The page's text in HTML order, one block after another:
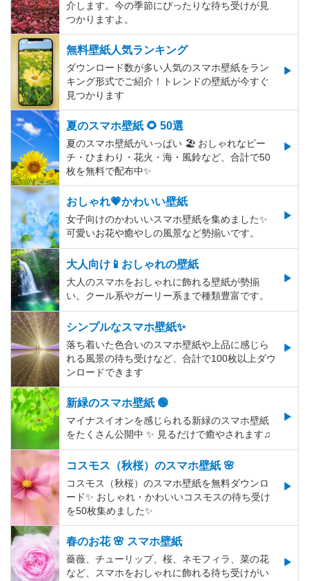
介します。今の季節にぴったりな待ち受けが見
つかりますよ。
無料壁紙人気ランキング
ダウンロード数が多い人気のスマホ壁紙をラン
キング形式でご紹介！トレンドの壁紙が今すぐ
見つかります
夏のスマホ壁紙 🌻 50選
夏のスマホ壁紙がいっぱい 🏖 おしゃれなビー
チ・ひまわり・花火・海・風鈴など、合計で50
枚を無料で配布中✨
おしゃれ💗かわいい壁紙
女子向けのかわいいスマホ壁紙を集めました✨
可愛いお花や癒やしの風景など勢揃いです。
大人向け📱おしゃれの壁紙
大人のスマホをおしゃれに飾れる壁紙が勢揃
い。クール系やガーリー系まで種類豊富です。
シンプルなスマホ壁紙✨
落ち着いた色合いのスマホ壁紙や上品に感じら
れる風景の待ち受けなど、合計で100枚以上ダウ
ンロードできます
新緑のスマホ壁紙 🟢
マイナスイオンを感じられる新緑のスマホ壁紙
をたくさん公開中 ✨ 見るだけで癒やされます♫
コスモス（秋桜）のスマホ壁紙 🌸
コスモス（秋桜）のスマホ壁紙を無料ダウンロ
ード✨️ おしゃれ・かわいいコスモスの待ち受け
を50枚集めました✨️
春のお花 🌸 スマホ壁紙
薔薇、チューリップ、桜、ネモフィラ、菜の花
など、スマホをおしゃれに飾れる待ち受けがい